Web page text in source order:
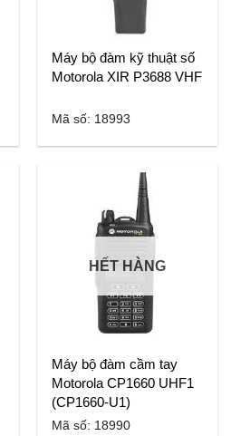
Máy bộ đàm kỹ thuật số
Motorola XIR P3688 VHF
Mã số: 18993
HẾT HÀNG
Máy bộ đàm cầm tay
Motorola CP1660 UHF1
(CP1660-U1)
Mã số: 18990